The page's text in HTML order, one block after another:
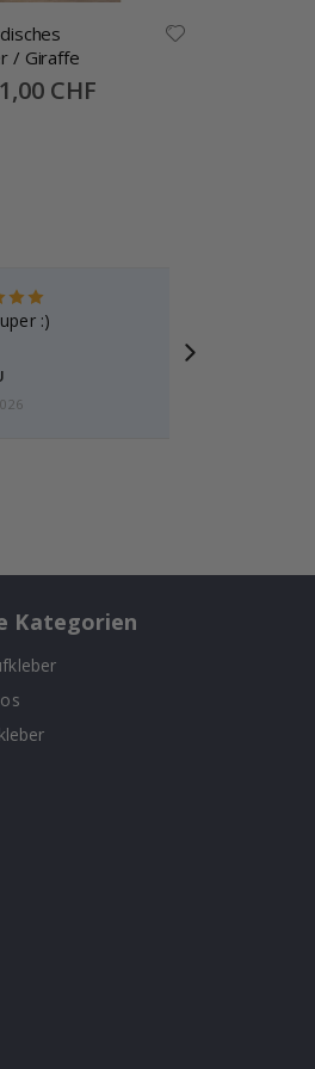
/ Giraffe
CHF
:)
Kategorien